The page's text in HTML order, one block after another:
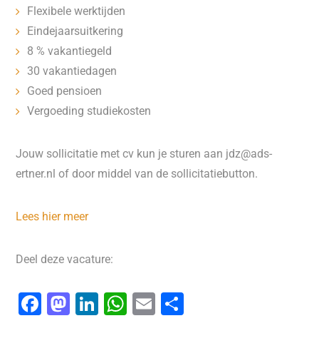
Flexibele werktijden
Eindejaarsuitkering
8 % vakantiegeld
30 vakantiedagen
Goed pensioen
Vergoeding studiekosten
Jouw sollicitatie met cv kun je sturen aan jdz@ads-
ertner.nl of door middel van de sollicitatiebutton.
Lees hier meer
Deel deze vacature:
F
M Li W E